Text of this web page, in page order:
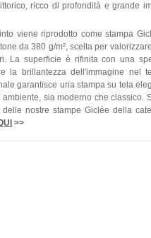
ricco di profondità e grande
viene riprodotto come stampa
da 380 g/m², scelta per
La superficie è rifinita con una
la brillantezza dell'immagine nel
garantisce una stampa su tela
sia moderno che classico.
nostre stampe Giclée della
>>